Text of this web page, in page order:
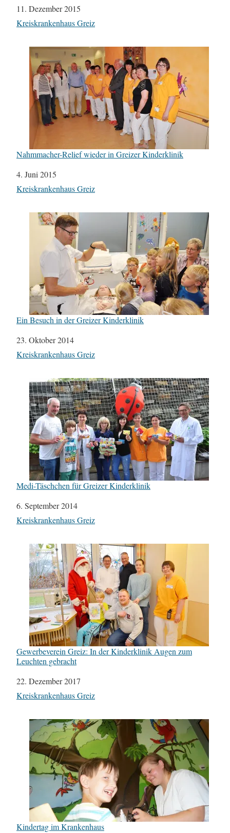
Datum
11. Dezember 2015
In Bezug auf
Kreiskrankenhaus Greiz
Nahmmacher-Relief wieder in Greizer Kinderklinik
Datum
4. Juni 2015
In Bezug auf
Kreiskrankenhaus Greiz
Ein Besuch in der Greizer Kinderklinik
Datum
23. Oktober 2014
In Bezug auf
Kreiskrankenhaus Greiz
Medi-Täschchen für Greizer Kinderklinik
Datum
6. September 2014
In Bezug auf
Kreiskrankenhaus Greiz
Gewerbeverein Greiz: In der Kinderklinik Augen zum
Leuchten gebracht
Datum
22. Dezember 2017
In Bezug auf
Kreiskrankenhaus Greiz
Kindertag im Krankenhaus